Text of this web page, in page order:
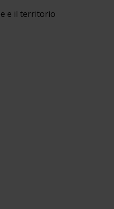
e il territorio